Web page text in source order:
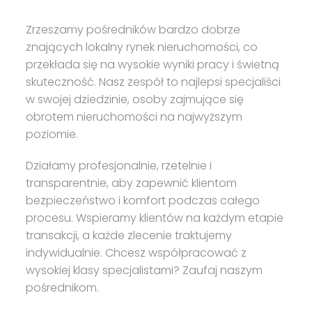
Zrzeszamy pośredników bardzo dobrze
znających lokalny rynek nieruchomości, co
przekłada się na wysokie wyniki pracy i świetną
skuteczność. Nasz zespół to najlepsi specjaliści
w swojej dziedzinie, osoby zajmujące się
obrotem nieruchomości na najwyższym
poziomie.
Działamy profesjonalnie, rzetelnie i
transparentnie, aby zapewnić klientom
bezpieczeństwo i komfort podczas całego
procesu. Wspieramy klientów na każdym etapie
transakcji, a każde zlecenie traktujemy
indywidualnie. Chcesz współpracować z
wysokiej klasy specjalistami? Zaufaj naszym
pośrednikom.